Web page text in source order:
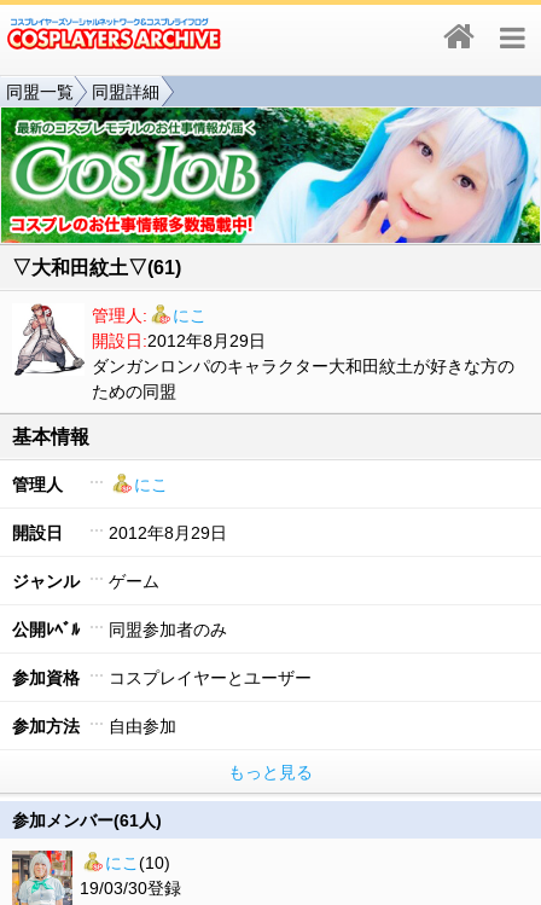
同盟一覧 同盟詳細
▽大和田紋土▽(61)
管理人:
にこ
開設日:2012年8月29日
ダンガンロンパのキャラクター大和田紋土が好きな方の
ための同盟
基本情報
管理人 にこ
開設日 2012年8月29日
ジャンル ゲーム
公開ﾚﾍﾞﾙ 同盟参加者のみ
参加資格 コスプレイヤーとユーザー
参加方法 自由参加
もっと見る
参加メンバー(61人)
にこ (10)
19/03/30登録